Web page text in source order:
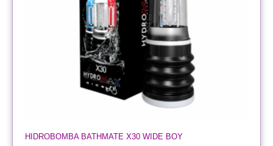
HIDROBOMBA BATHMATE X30 WIDE BOY